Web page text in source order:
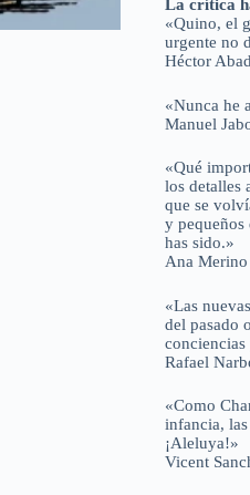
La crítica
«Quino, el
urgente no
Héctor
«Nunca he
Manuel
«Qué
los detalles
que se
y pequeños
has sido.»
Ana Merino
«Las
del pasado
Rafael
«Como
infancia,
¡Aleluya!»
Vicent